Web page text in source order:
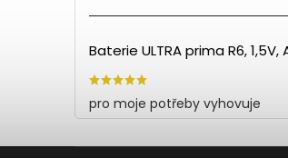
pro moje potřeby vyhovuje